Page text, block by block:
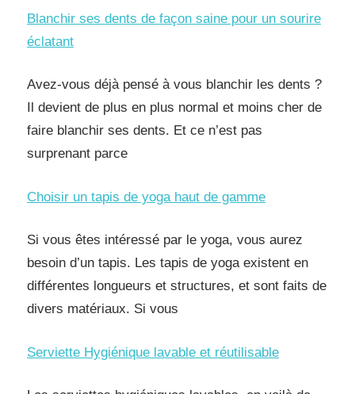
Blanchir ses dents de façon saine pour un sourire
éclatant
Avez-vous déjà pensé à vous blanchir les dents ?
Il devient de plus en plus normal et moins cher de
faire blanchir ses dents. Et ce n’est pas
surprenant parce
Choisir un tapis de yoga haut de gamme
Si vous êtes intéressé par le yoga, vous aurez
besoin d’un tapis. Les tapis de yoga existent en
différentes longueurs et structures, et sont faits de
divers matériaux. Si vous
Serviette Hygiénique lavable et réutilisable